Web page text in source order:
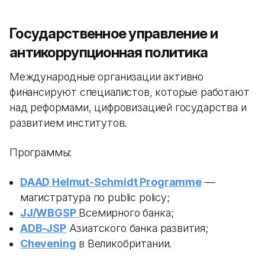
Государственное управление и
антикоррупционная политика
Международные организации активно
финансируют специалистов, которые работают
над реформами, цифровизацией государства и
развитием институтов.
Программы:
DAAD Helmut-Schmidt Programme—
магистратура по public policy;
JJ/WBGSP Всемирного банка;
ADB-JSPАзиатского банка развития;
Chevening в Великобритании.